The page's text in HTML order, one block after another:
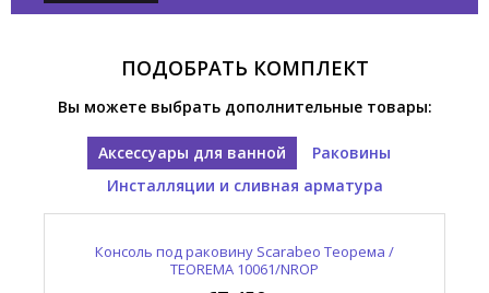
ПОДОБРАТЬ КОМПЛЕКТ
Вы можете выбрать дополнительные товары:
Аксессуары для ванной
Раковины
Инсталляции и сливная арматура
Консоль под раковину Scarabeo Теорема /
TEOREMA 10061/NROP
Раковина накладная/ подвесная Scarabeo
Теорема 2.0 / TEOREMA 2.0 5110/49
Слив автоматический Scarabeo Луна / MOON
10010/C/CR/49